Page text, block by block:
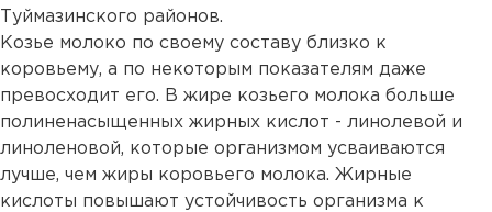
Туймазинского районов.
Козье молоко по своему составу близко к
коровьему, а по некоторым показателям даже
превосходит его. В жире козьего молока больше
полиненасыщенных жирных кислот - линолевой и
линоленовой, которые организмом усваиваются
лучше, чем жиры коровьего молока. Жирные
кислоты повышают устойчивость организма к